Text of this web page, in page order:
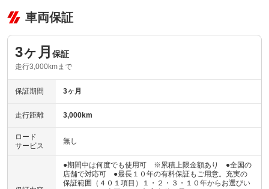
車両保証
3ヶ月 保証
走行3,000kmまで
保証期間 3ヶ月
走行距離 3,000km
ロード
サービス
無し
●期間中は何度でも使用可 ※累積上限金額あり ●全国の
店舗で対応可 ●最長１０年の有料保証もご用意。充実の
保証範囲（４０１項目）１・２・３・１０年からお選びい